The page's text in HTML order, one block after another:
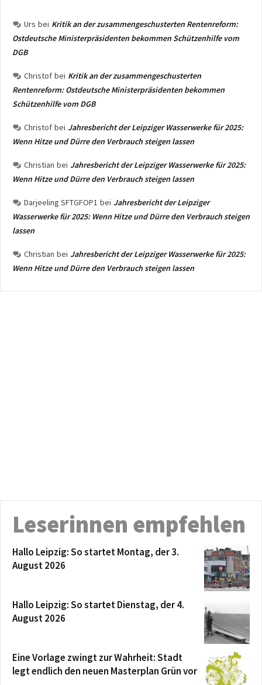
Urs bei Kritik an der zusammengeschusterten Rentenreform:
Ostdeutsche Ministerpräsidenten bekommen Schützenhilfe vom
DGB
Christof bei Kritik an der zusammengeschusterten
Rentenreform: Ostdeutsche Ministerpräsidenten bekommen
Schützenhilfe vom DGB
Christof bei Jahresbericht der Leipziger Wasserwerke für 2025:
Wenn Hitze und Dürre den Verbrauch steigen lassen
Christian bei Jahresbericht der Leipziger Wasserwerke für 2025:
Wenn Hitze und Dürre den Verbrauch steigen lassen
Darjeeling SFTGFOP1 bei Jahresbericht der Leipziger
Wasserwerke für 2025: Wenn Hitze und Dürre den Verbrauch steigen
lassen
Christian bei Jahresbericht der Leipziger Wasserwerke für 2025:
Wenn Hitze und Dürre den Verbrauch steigen lassen
Leserinnen empfehlen
Hallo Leipzig: So startet Montag, der 3.
August 2026
Hallo Leipzig: So startet Dienstag, der 4.
August 2026
Eine Vorlage zwingt zur Wahrheit: Stadt
legt endlich den neuen Masterplan Grün vor